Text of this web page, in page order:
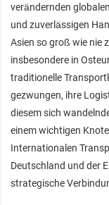
verändernden
und zuverlässigen
Asien so groß wie nie
insbesondere in
traditionelle
gezwungen, ihre
diesem sich
einem wichtigen
Internationalen
Deutschland und der
strategische